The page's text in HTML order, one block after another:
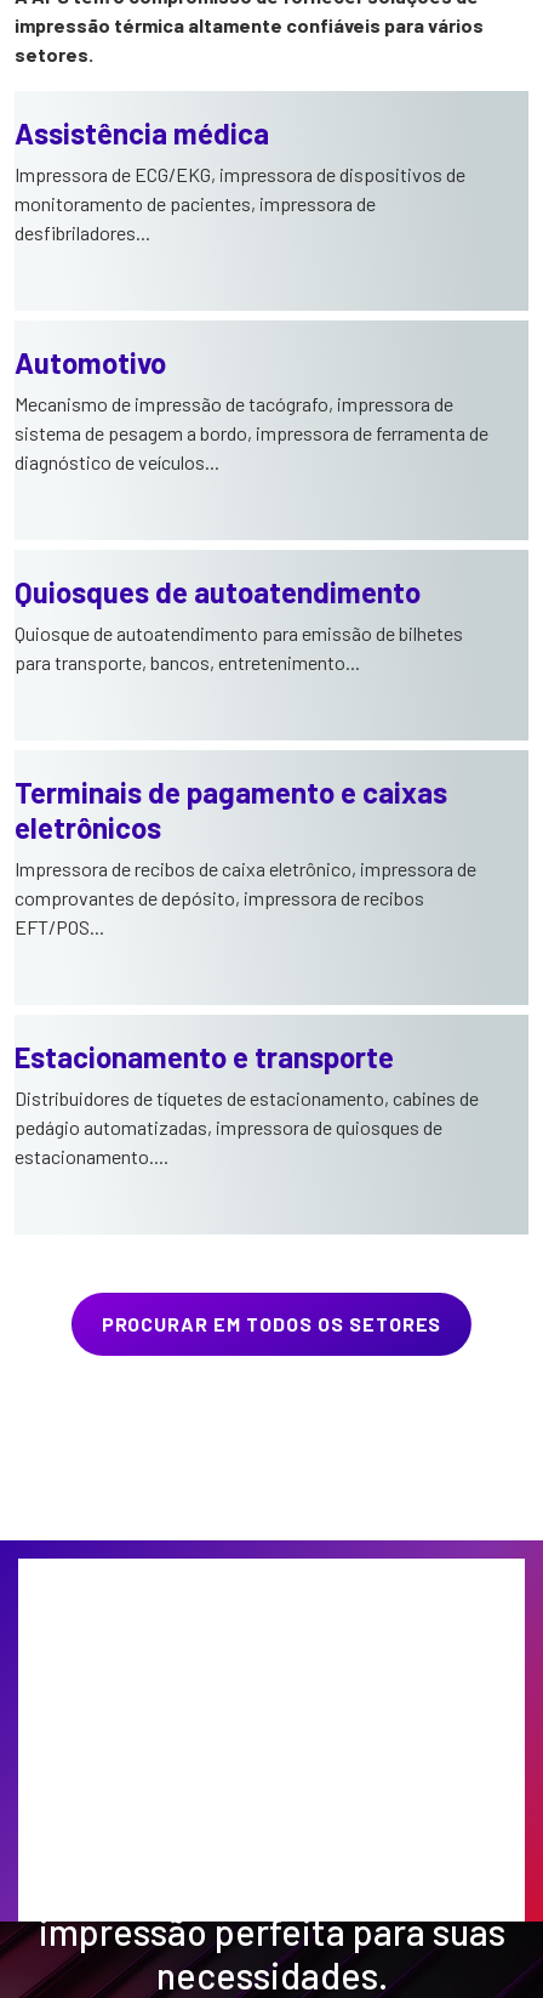
impressão térmica altamente confiáveis para vários
setores.
Assistência médica
Impressora de ECG/EKG, impressora de dispositivos de
monitoramento de pacientes, impressora de
desfibriladores...
Automotivo
Mecanismo de impressão de tacógrafo, impressora de
sistema de pesagem a bordo, impressora de ferramenta de
diagnóstico de veículos...
Quiosques de autoatendimento
Quiosque de autoatendimento para emissão de bilhetes
para transporte, bancos, entretenimento...
Terminais de pagamento e caixas
eletrônicos
Impressora de recibos de caixa eletrônico, impressora de
comprovantes de depósito, impressora de recibos
EFT/POS...
Estacionamento e transporte
Distribuidores de tíquetes de estacionamento, cabines de
pedágio automatizadas, impressora de quiosques de
estacionamento....
PROCURAR EM TODOS OS SETORES
impressão perfeita para suas
necessidades.